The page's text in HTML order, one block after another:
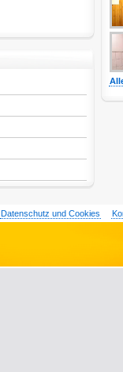
Datenschutz und Cookies